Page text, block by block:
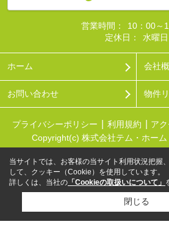
営業時間：
10：00～
定休日：
水曜日
ホーム 会社
お問い合わせ 物件
プライバシーポリシー 利用規約 ア
Copyright(c) 株式会社テム・ホーム
当サイトでは、お客様の当サイト利用状況把握
して、クッキー（Cookie）を使用しています。
詳しくは、当社の 「Cookieの取扱いについて」
閉じる